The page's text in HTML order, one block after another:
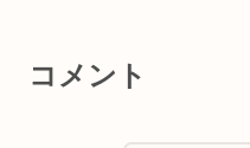
コメント